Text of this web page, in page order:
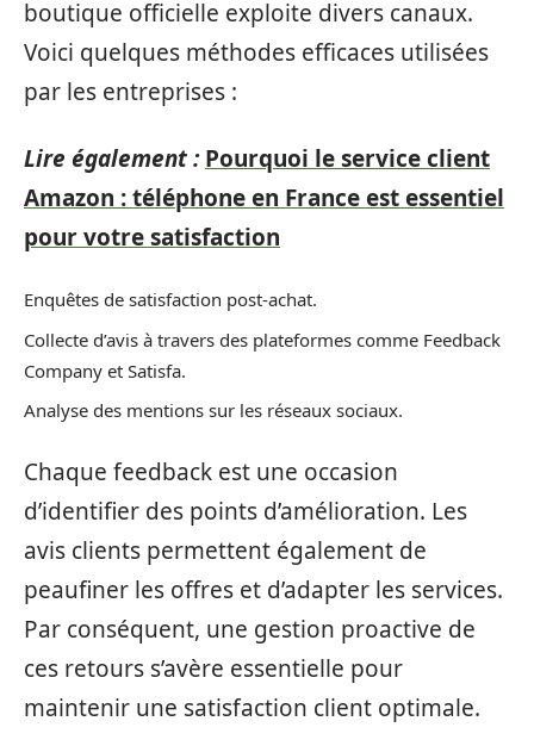
boutique officielle exploite divers canaux.
Voici quelques méthodes efficaces utilisées
par les entreprises :
Lire également : Pourquoi le service client
Amazon : téléphone en France est essentiel
pour votre satisfaction
Enquêtes de satisfaction post-achat.
Collecte d’avis à travers des plateformes comme Feedback
Company et Satisfa.
Analyse des mentions sur les réseaux sociaux.
Chaque feedback est une occasion
d’identifier des points d’amélioration. Les
avis clients permettent également de
peaufiner les offres et d’adapter les services.
Par conséquent, une gestion proactive de
ces retours s’avère essentielle pour
maintenir une satisfaction client optimale.